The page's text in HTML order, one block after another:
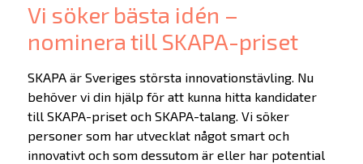
Vi söker bästa idén –
nominera till SKAPA-priset
SKAPA är Sveriges största innovationstävling. Nu
behöver vi din hjälp för att kunna hitta kandidater
till SKAPA-priset och SKAPA-talang. Vi söker
personer som har utvecklat något smart och
innovativt och som dessutom är eller har potential